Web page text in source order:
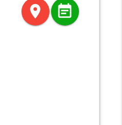
location_on event_note